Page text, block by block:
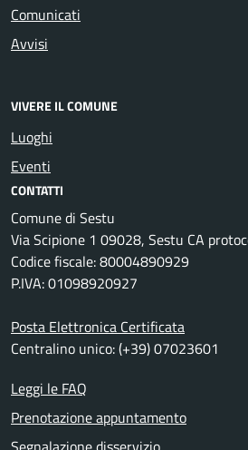
Comunicati
Avvisi
VIVERE IL COMUNE
Luoghi
Eventi
CONTATTI
Comune di Sestu
Via Scipione 1 09028, Sestu CA
Codice fiscale: 80004890929
P.IVA: 01098920927
Posta Elettronica Certificata
Centralino unico: (+39) 07023601
Leggi le FAQ
Prenotazione appuntamento